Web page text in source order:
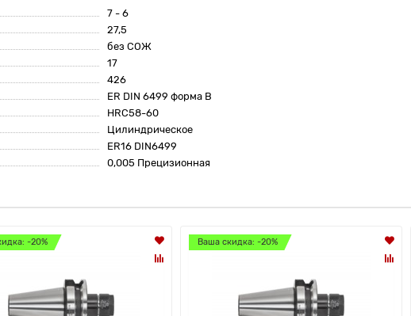
7 - 6
27,5
без СОЖ
17
426
ER DIN 6499 форма B
HRC58-60
Цилиндрическое
ER16 DIN6499
0,005 Прецизионная
-20% Ваша скидка: -20%